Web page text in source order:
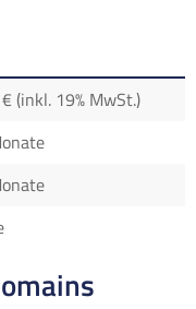
(inkl. 19% MwSt.)